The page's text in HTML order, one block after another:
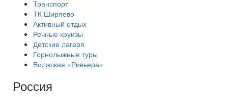
Транспорт
ТК Ширяево
Активный отдых
Речные круизы
Детские лагеря
Горнолыжные туры
Волжская «Ривьера»
Россия